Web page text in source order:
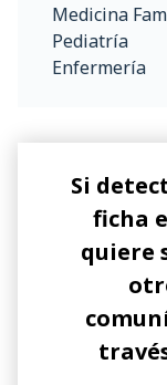
Medicina
Pediatría
Enfermería
Si
ficha
quiere